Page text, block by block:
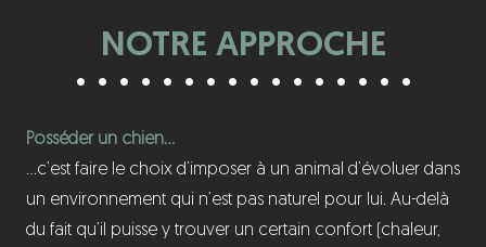
NOTRE APPROCHE
Posséder un chien…
…c’est faire le choix d’imposer à un animal d’évoluer dans
un environnement qui n’est pas naturel pour lui. Au-delà
du fait qu’il puisse y trouver un certain confort (chaleur,